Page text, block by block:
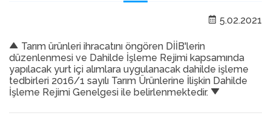
5.02.2021
Tarım ürünleri ihracatını öngören DİİB'lerin
düzenlenmesi ve Dahilde İşleme Rejimi kapsamında
yapılacak yurt içi alımlara uygulanacak dahilde işleme
tedbirleri 2016/1 sayılı Tarım Ürünlerine İlişkin Dahilde
İşleme Rejimi Genelgesi ile belirlenmektedir.